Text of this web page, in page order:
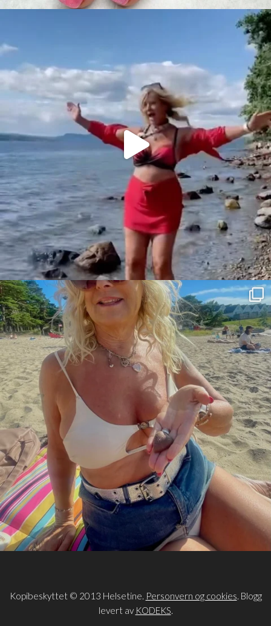
Kopibeskyttet © 2013 Helsetine. Personvern og cookies. Blogg
levert av KODEKS.